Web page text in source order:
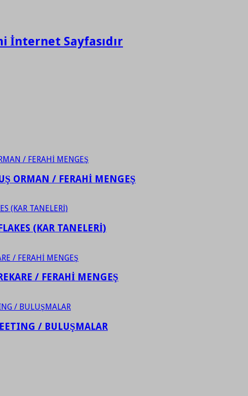
İnternet Sayfasıdır
ORMAN / FERAHİ MENGEŞ
(KAR TANELERİ)
/ FERAHİ MENGEŞ
/ BULUŞMALAR